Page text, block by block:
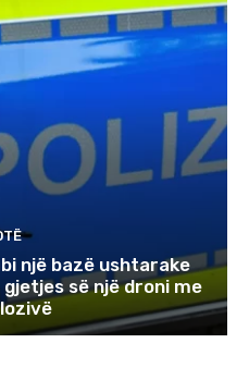
një bazë ushtarake
së një droni me